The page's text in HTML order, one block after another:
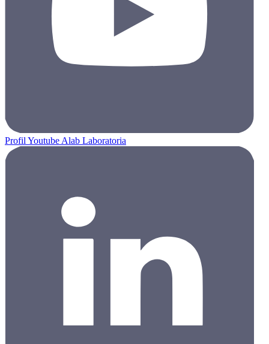
Profil Youtube Alab Laboratoria